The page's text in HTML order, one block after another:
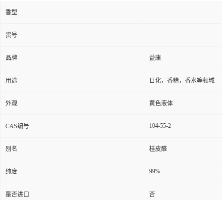
香型
货号
品牌 益康
用途 日化，香精，香水等领域
外观 黄色液体
CAS编号 104-55-2
别名 桂皮醛
纯度 99%
是否进口 否